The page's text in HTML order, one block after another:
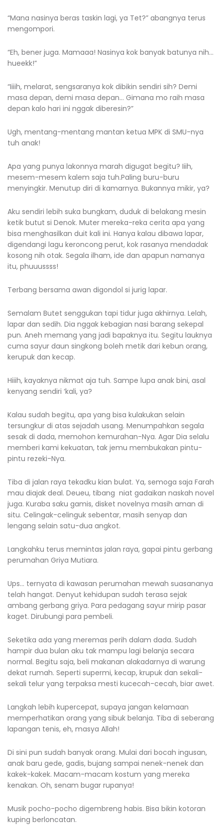
“Mana nasinya beras taskin lagi, ya Tet?” abangnya terus
mengompori.
“Eh, bener juga. Mamaaa! Nasinya kok banyak batunya nih…
hueekk!”
“Iiiih, melarat, sengsaranya kok dibikin sendiri sih? Demi
masa depan, demi masa depan… Gimana mo raih masa
depan kalo hari ini nggak diberesin?”
Ugh, mentang-mentang mantan ketua MPK di SMU-nya
tuh anak!
Apa yang punya lakonnya marah digugat begitu? Iiih,
mesem-mesem kalem saja tuh.Paling buru-buru
menyingkir. Menutup diri di kamarnya. Bukannya mikir, ya?
Aku sendiri lebih suka bungkam, duduk di belakang mesin
ketik butut si Denok. Muter mereka-reka cerita apa yang
bisa menghasilkan duit kali ini. Hanya kalau dibawa lapar,
digendangi lagu keroncong perut, kok rasanya mendadak
kosong nih otak. Segala ilham, ide dan apapun namanya
itu, phuuussss!
Terbang bersama awan digondol si jurig lapar.
Semalam Butet senggukan tapi tidur juga akhirnya. Lelah,
lapar dan sedih. Dia nggak kebagian nasi barang sekepal
pun. Aneh memang yang jadi bapaknya itu. Segitu lauknya
cuma sayur daun singkong boleh metik dari kebun orang,
kerupuk dan kecap.
Hiiih, kayaknya nikmat aja tuh. Sampe lupa anak bini, asal
kenyang sendiri ‘kali, ya?
Kalau sudah begitu, apa yang bisa kulakukan selain
tersungkur di atas sejadah usang. Menumpahkan segala
sesak di dada, memohon kemurahan-Nya. Agar Dia selalu
memberi kami kekuatan, tak jemu membukakan pintu-
pintu rezeki-Nya.
Tiba di jalan raya tekadku kian bulat. Ya, semoga saja Farah
mau diajak deal. Deueu, tibang niat gadaikan naskah novel
juga. Kuraba saku gamis, disket novelnya masih aman di
situ. Celingak-celinguk sebentar, masih senyap dan
lengang selain satu-dua angkot.
Langkahku terus memintas jalan raya, gapai pintu gerbang
perumahan Griya Mutiara.
Ups… ternyata di kawasan perumahan mewah suasananya
telah hangat. Denyut kehidupan sudah terasa sejak
ambang gerbang griya. Para pedagang sayur mirip pasar
kaget. Dirubungi para pembeli.
Seketika ada yang meremas perih dalam dada. Sudah
hampir dua bulan aku tak mampu lagi belanja secara
normal. Begitu saja, beli makanan alakadarnya di warung
dekat rumah. Seperti supermi, kecap, krupuk dan sekali-
sekali telur yang terpaksa mesti kucecah-cecah, biar awet.
Langkah lebih kupercepat, supaya jangan kelamaan
memperhatikan orang yang sibuk belanja. Tiba di seberang
lapangan tenis, eh, masya Allah!
Di sini pun sudah banyak orang. Mulai dari bocah ingusan,
anak baru gede, gadis, bujang sampai nenek-nenek dan
kakek-kakek. Macam-macam kostum yang mereka
kenakan. Oh, senam bugar rupanya!
Musik pocho-pocho digembreng habis. Bisa bikin kotoran
kuping berloncatan.